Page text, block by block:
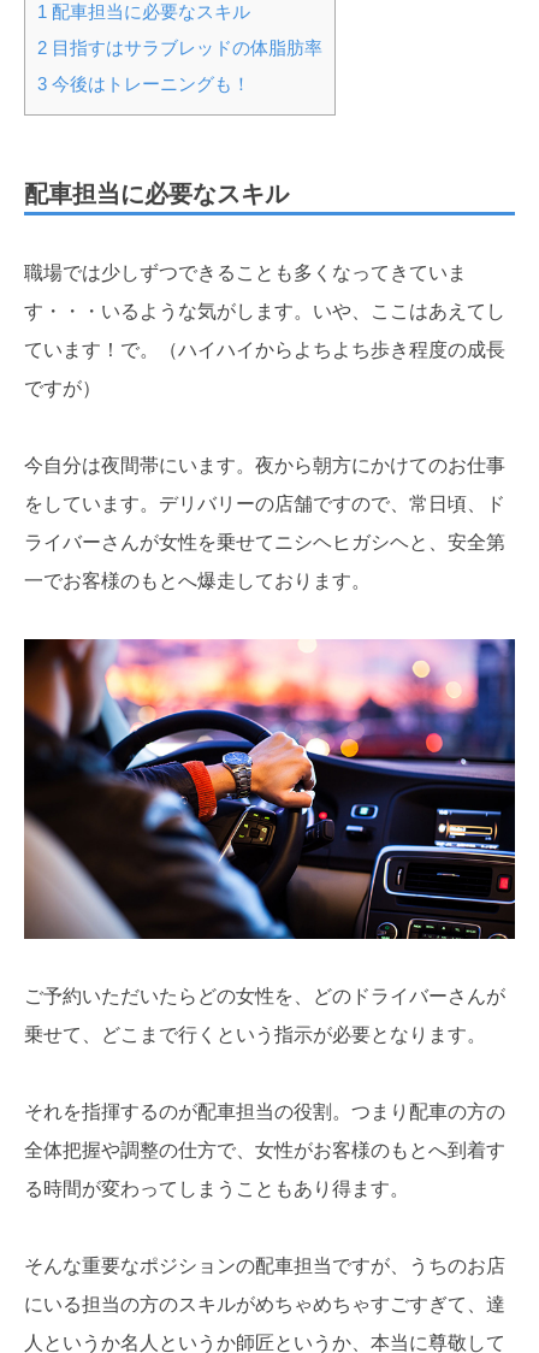
1 配車担当に必要なスキル
2 目指すはサラブレッドの体脂肪率
3 今後はトレーニングも！
配車担当に必要なスキル
職場では少しずつできることも多くなってきていま
す・・・いるような気がします。いや、ここはあえてし
ています！で。（ハイハイからよちよち歩き程度の成長
ですが）
今自分は夜間帯にいます。夜から朝方にかけてのお仕事
をしています。デリバリーの店舗ですので、常日頃、ド
ライバーさんが女性を乗せてニシヘヒガシヘと、安全第
一でお客様のもとへ爆走しております。
ご予約いただいたらどの女性を、どのドライバーさんが
乗せて、どこまで行くという指示が必要となります。
それを指揮するのが配車担当の役割。つまり配車の方の
全体把握や調整の仕方で、女性がお客様のもとへ到着す
る時間が変わってしまうこともあり得ます。
そんな重要なポジションの配車担当ですが、うちのお店
にいる担当の方のスキルがめちゃめちゃすごすぎて、達
人というか名人というか師匠というか、本当に尊敬して